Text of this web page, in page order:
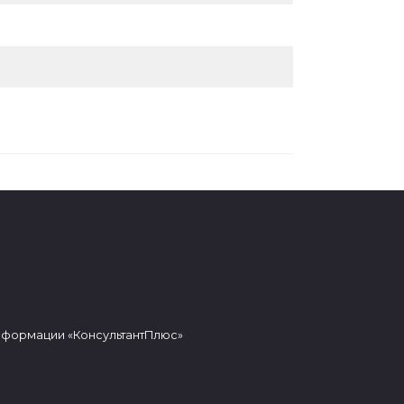
«КонсультантПлюс»